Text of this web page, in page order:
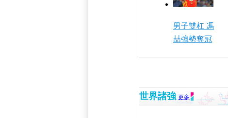
男子雙杠 馮
喆強勢奪冠
世界諸強 更多